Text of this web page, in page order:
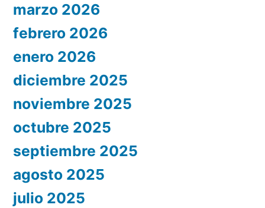
marzo 2026
febrero 2026
enero 2026
diciembre 2025
noviembre 2025
octubre 2025
septiembre 2025
agosto 2025
julio 2025